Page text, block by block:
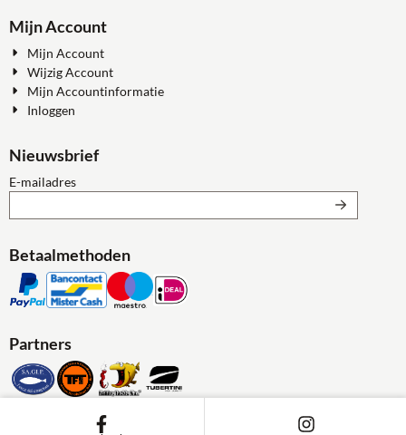
Mijn Account
Mijn Account
Wijzig Account
Mijn Accountinformatie
Inloggen
Nieuwsbrief
E-mailadresVul je e-mailadres in voor de nieuwsbrief
Betaalmethoden
Partners
KvK: 772228579 - Btw: BE 0772228579